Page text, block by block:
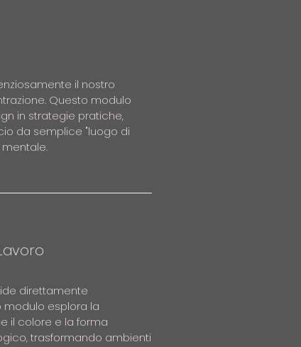
L'impatto di temperatura
e le funzioni
avanzati per il
per contrastare riflessi
il nostro
Questo modulo
in strategie pratiche,
da semplice "luogo di
e natura. L'obiettivo è
Perché il cervello fatica
la natura attiva il
direttamente
modulo esplora la
il colore e la forma
trasformando ambienti